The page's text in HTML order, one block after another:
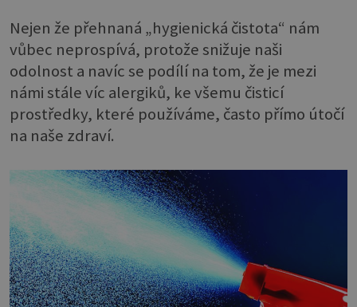
Nejen že přehnaná „hygienická čistota“ nám
vůbec neprospívá, protože snižuje naši
odolnost a navíc se podílí na tom, že je mezi
námi stále víc alergiků, ke všemu čisticí
prostředky, které používáme, často přímo útočí
na naše zdraví.